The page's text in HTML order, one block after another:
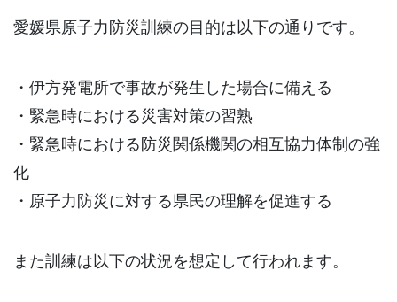
愛媛県原子力防災訓練の目的は以下の通りです。
・伊方発電所で事故が発生した場合に備える
・緊急時における災害対策の習熟
・緊急時における防災関係機関の相互協力体制の強
化
・原子力防災に対する県民の理解を促進する
また訓練は以下の状況を想定して行われます。